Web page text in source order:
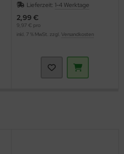
Lieferzeit: 1-4 Werktage
2,99 €
9,97 € pro
inkl. 7 % MwSt. zzgl. Versandkosten